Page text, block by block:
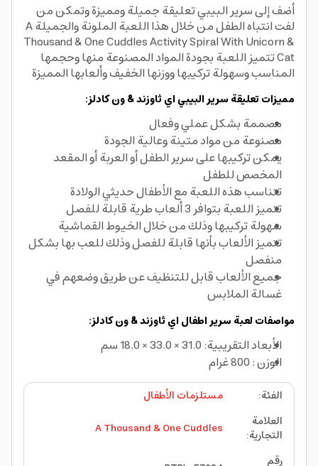
أضف إلى سرير البيبي تعليقة جميلة ومميزة وتمكن من
لفت انتباه الطفل من خلال هذا اللعبة الملونة والجميلة A
Thousand & One Cuddles Activity Spiral With Unicorn &
Cat تتميز اللعبة بجودة المواد المصنوعة منها وحجمها
المناسب وسهولة تركيبها ووزنها الخفيف وألعابها المميزة
مميزات تعليقة سرير البيبي اي ثاوزند & ون كادلز:
مصممة بشكل عملي وفعال
مصنوعة من مواد متينة وعالية الجودة
يمكن تركيبها على سرير الطفل أو العربة أو المقعد
المخصص للطفل
تتناسب هذه اللعبة مع الأطفال حديثي الولادة
تتميز اللعبة بتوافر 3 ألعاب طرية قابلة للفصل
سهولة تركيبها وذلك من خلال الخيوط القماشية
تتميز الألعاب بأنها قابلة للفصل وذلك للعب بها بشكل
منفصل
جميع الألعاب قابل للتنظيف عن طريق وضعهم في
غسالة الملابس
مواصفات لعبة سرير اطفال اي ثاوزند & ون كادلز:
الأبعاد التقريبية: 31.0 × 33.0 × 18.0 سم
الوزن : 800 غرام
الفئة:
مستلزمات الأطفال
العلامة
التجارية:
A Thousand & One Cuddles
رقم